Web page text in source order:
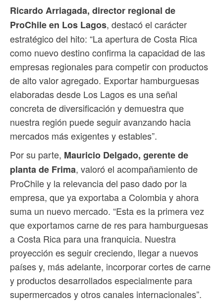
Ricardo Arriagada, director regional de
ProChile en Los Lagos, destacó el carácter
estratégico del hito: “La apertura de Costa Rica
como nuevo destino confirma la capacidad de las
empresas regionales para competir con productos
de alto valor agregado. Exportar hamburguesas
elaboradas desde Los Lagos es una señal
concreta de diversificación y demuestra que
nuestra región puede seguir avanzando hacia
mercados más exigentes y estables”.
Por su parte, Mauricio Delgado, gerente de
planta de Frima, valoró el acompañamiento de
ProChile y la relevancia del paso dado por la
empresa, que ya exportaba a Colombia y ahora
suma un nuevo mercado. “Esta es la primera vez
que exportamos carne de res para hamburguesas
a Costa Rica para una franquicia. Nuestra
proyección es seguir creciendo, llegar a nuevos
países y, más adelante, incorporar cortes de carne
y productos desarrollados especialmente para
supermercados y otros canales internacionales”.